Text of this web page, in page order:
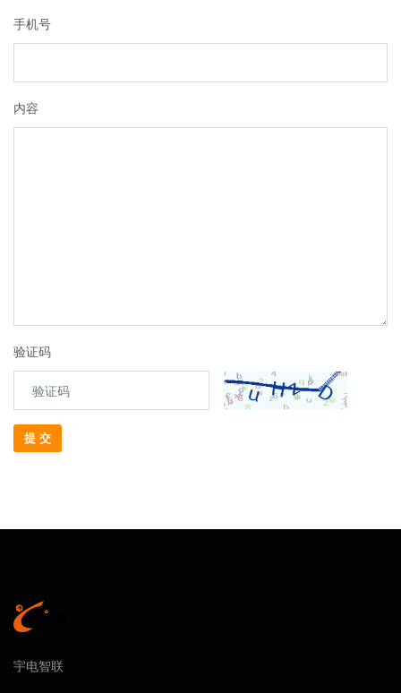
手机号
内容
验证码
提 交
宇电智联